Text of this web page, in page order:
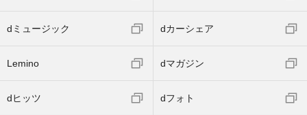
dミュージック dカーシェア
Lemino dマガジン
dヒッツ dフォト